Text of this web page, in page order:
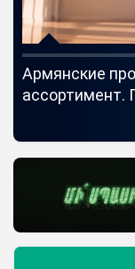
Армянские
ассортимент.